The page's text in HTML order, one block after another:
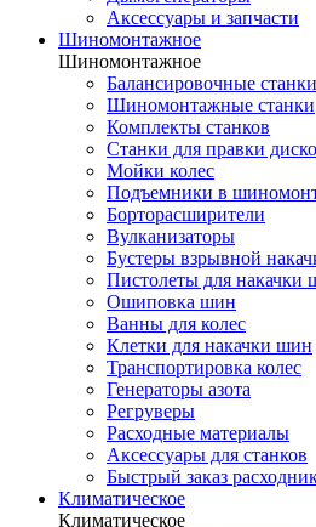
Аксессуары и запчасти
Шиномонтажное
Шиномонтажное
Балансировочные станки
Шиномонтажные станки
Комплекты станков
Станки для правки
Мойки колес
Подъемники в
Борторасширители
Вулканизаторы
Бустеры взрывной
Пистолеты для накачки
Ошиповка шин
Ванны для колес
Клетки для накачки шин
Транспортировка колес
Генераторы азота
Регруверы
Расходные материалы
Аксессуары для станков
Быстрый заказ
Климатическое
Климатическое